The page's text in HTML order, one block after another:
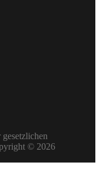
© 2026